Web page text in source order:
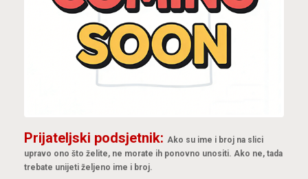
Prijateljski podsjetnik: Ako su ime i broj na slici
upravo ono što želite, ne morate ih ponovno unositi. Ako ne, tada
trebate unijeti željeno ime i broj.